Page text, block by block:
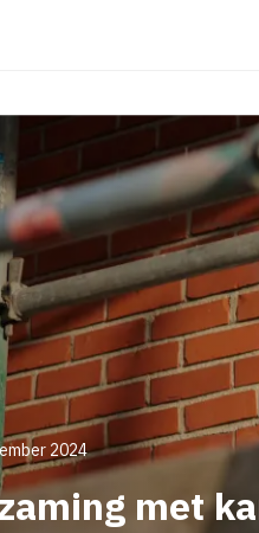
2024
met